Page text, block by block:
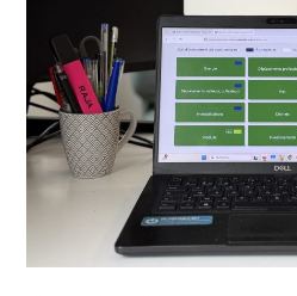
calculateurs
environnementaux
gratuits
recommandations